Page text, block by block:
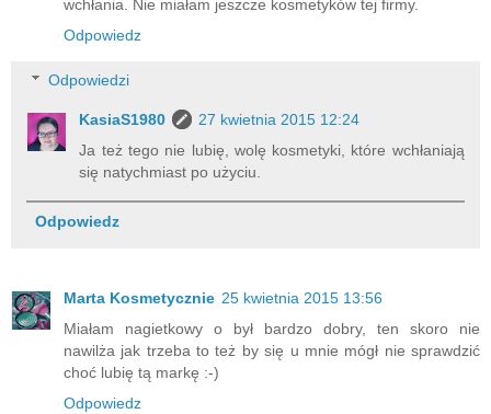
wchłania. Nie miałam jeszcze kosmetyków tej firmy.
Odpowiedz
Odpowiedzi
KasiaS1980
27 kwietnia 2015 12:24
Ja też tego nie lubię, wolę kosmetyki, które wchłaniają
się natychmiast po użyciu.
Odpowiedz
Marta Kosmetycznie 25 kwietnia 2015 13:56
Miałam nagietkowy o był bardzo dobry, ten skoro nie
nawilża jak trzeba to też by się u mnie mógł nie sprawdzić
choć lubię tą markę :-)
Odpowiedz